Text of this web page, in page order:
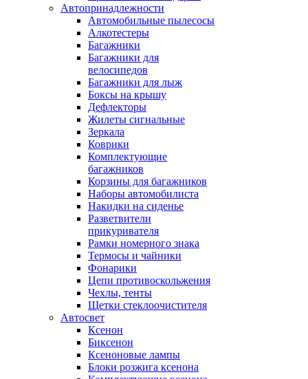
Автопринадлежности
Автомобильные пылесосы
Алкотестеры
Багажники
Багажники для
велосипедов
Багажники для лыж
Боксы на крышу
Дефлекторы
Жилеты сигнальные
Зеркала
Коврики
Комплектующие
багажников
Корзины для багажников
Наборы автомобилиста
Накидки на сиденье
Разветвители
прикуривателя
Рамки номерного знака
Термосы и чайники
Фонарики
Цепи противоскольжения
Чехлы, тенты
Щетки стеклоочистителя
Автосвет
Ксенон
Биксенон
Ксеноновые лампы
Блоки розжига ксенона